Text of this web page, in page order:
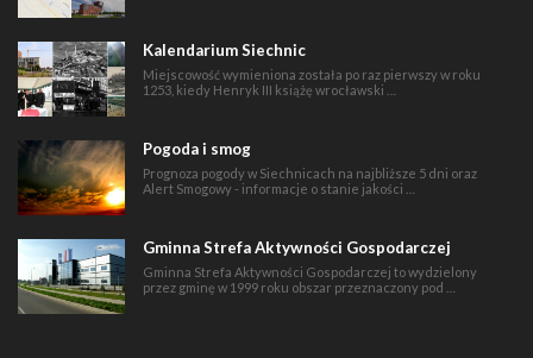
Kalendarium Siechnic
Miejscowość wymieniona została po raz pierwszy w roku
1253, kiedy Henryk III książę wrocławski …
Pogoda i smog
Prognoza pogody w Siechnicach na najbliższe 5 dni oraz
Alert Smogowy - informacje o stanie jakości …
Gminna Strefa Aktywności Gospodarczej
Gminna Strefa Aktywności Gospodarczej to wydzielony
przez gminę w 1999 roku obszar przeznaczony pod …